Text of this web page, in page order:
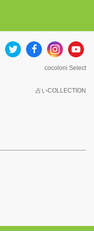
cocoloni Select
占いCOLLECTION